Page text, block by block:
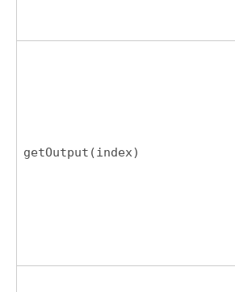
getOutput(index)